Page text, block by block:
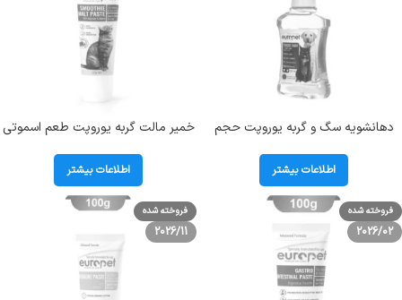
دهانشویه سگ و گربه یوروپت حجم
اطلاعات بیشتر
خمیر مالت گربه یوروپت طعم اسموتی
Malt Paste
اطلاعات بیشتر
فروخته شده
2026/02
فروخته شده
2026/11